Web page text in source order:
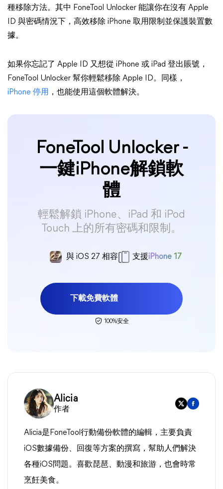
種移除方法。其中 FoneTool Unlocker 能讓你在沒有 Apple
ID 與密碼情況下，高效移除 iPhone 取用限制並保護裝置數
據。
如果你忘記了 Apple ID 又想從 iPhone 或 iPad 登出賬號，
FoneTool Unlocker 幫你輕鬆移除 Apple ID。同樣，
iPhone 停用
，也能使用這個軟體解決。
FoneTool Unlocker -
一鍵iPhone解鎖軟
體
輕鬆解鎖 iPhone、iPad 和 iPod
Touch 上的所有密碼和限制。
與 iOS 27 相容 支援iPhone 17
下載免費軟體
100%安全
Alicia
作者
Alicia是FoneTool行動備份軟體的編輯，主要負責
iOS數據備份、回復等方案的撰寫，幫助人們解決
各種iOS問題。喜歡琵琶、動漫和旅游，也會時常
烹飪美食。